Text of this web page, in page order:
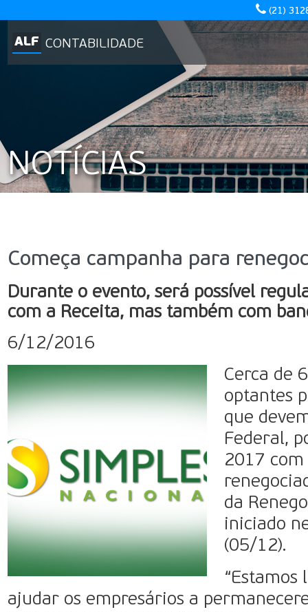
(21)
ALF CONTABILIDADE
NOTÍCIAS
Começa campanha para
Durante o evento, será possível
com a Receita, mas também com
6/12/2016
Cerca de
optantes
que
Federal,
2017 com
da
iniciado
(05/12).
ajudar os empresários a